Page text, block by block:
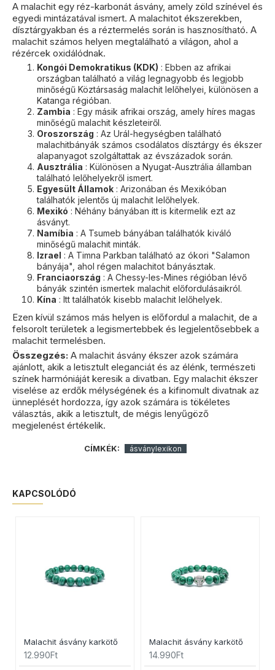
A malachit egy réz-karbonát ásvány, amely zöld színével és
egyedi mintázatával ismert. A malachitot ékszerekben,
dísztárgyakban és a réztermelés során is hasznosítható. A
malachit számos helyen megtalálható a világon, ahol a
rézércek oxidálódnak.
Kongói Demokratikus (KDK) : Ebben az afrikai
országban található a világ legnagyobb és legjobb
minőségű Köztársaság malachit lelőhelyei, különösen a
Katanga régióban.
Zambia : Egy másik afrikai ország, amely híres magas
minőségű malachit készleteiről.
Oroszország : Az Urál-hegységben található
malachitbányák számos csodálatos dísztárgy és ékszer
alapanyagot szolgáltattak az évszázadok során.
Ausztrália : Különösen a Nyugat-Ausztrália államban
található lelőhelyekről ismert.
Egyesült Államok : Arizonában és Mexikóban
találhatók jelentős új malachit lelőhelyek.
Mexikó : Néhány bányában itt is kitermelik ezt az
ásványt.
Namíbia : A Tsumeb bányában találhatók kiváló
minőségű malachit minták.
Izrael : A Timna Parkban található az ókori "Salamon
bányája", ahol régen malachitot bányásztak.
Franciaország : A Chessy-les-Mines régióban lévő
bányák szintén ismertek malachit előfordulásaikról.
Kína : Itt találhatók kisebb malachit lelőhelyek.
Ezen kívül számos más helyen is előfordul a malachit, de a
felsorolt ​​területek a legismertebbek és legjelentősebbek a
malachit termelésben.
Összegzés: A malachit ásvány ékszer azok számára
ajánlott, akik a letisztult eleganciát és az élénk, természeti
színek harmóniáját keresik a divatban. Egy malachit ékszer
viselése az erdők mélységének és a kifinomult divatnak az
ünneplését hordozza, így azok számára is tökéletes
választás, akik a letisztult, de mégis lenyűgöző
megjelenést értékelik.
CÍMKÉK: ásványlexikon
KAPCSOLÓDÓ
Malachit ásvány karkötő
12.990Ft
Malachit ásvány karkötő
14.990Ft